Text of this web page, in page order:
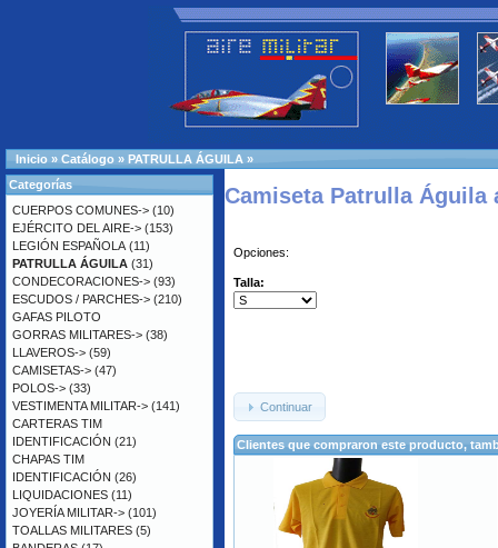
Inicio » Catálogo » PATRULLA ÁGUILA »
Camiseta Patrulla Águila
Opciones:
Talla:
Continuar
Clientes que compraron este producto,
Categorías
CUERPOS COMUNES-> (10)
EJÉRCITO DEL AIRE-> (153)
LEGIÓN ESPAÑOLA (11)
PATRULLA ÁGUILA (31)
CONDECORACIONES-> (93)
ESCUDOS / PARCHES-> (210)
GAFAS PILOTO
GORRAS MILITARES-> (38)
LLAVEROS-> (59)
CAMISETAS-> (47)
POLOS-> (33)
VESTIMENTA MILITAR-> (141)
CARTERAS TIM
IDENTIFICACIÓN (21)
CHAPAS TIM
IDENTIFICACIÓN (26)
LIQUIDACIONES (11)
JOYERÍA MILITAR-> (101)
TOALLAS MILITARES (5)